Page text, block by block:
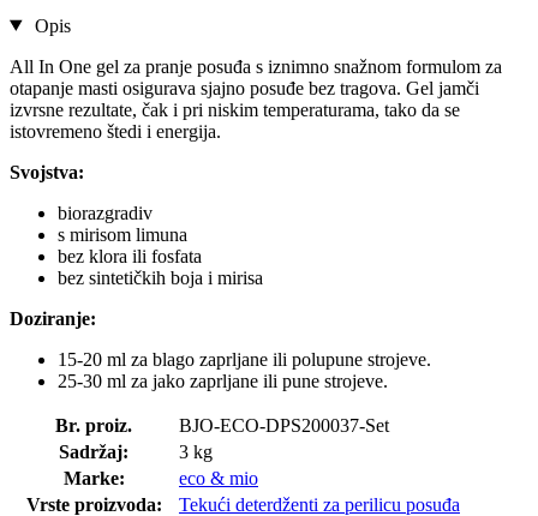
Opis
All In One gel za pranje posuđa s iznimno snažnom formulom za
otapanje masti osigurava sjajno posuđe bez tragova. Gel jamči
izvrsne rezultate, čak i pri niskim temperaturama, tako da se
istovremeno štedi i energija.
Svojstva:
biorazgradiv
s mirisom limuna
bez klora ili fosfata
bez sintetičkih boja i mirisa
Doziranje:
15-20 ml za blago zaprljane ili polupune strojeve.
25-30 ml za jako zaprljane ili pune strojeve.
Br. proiz.
BJO-ECO-DPS200037-Set
Sadržaj:
3 kg
Marke:
eco & mio
Vrste proizvoda:
Tekući deterdženti za perilicu posuđa